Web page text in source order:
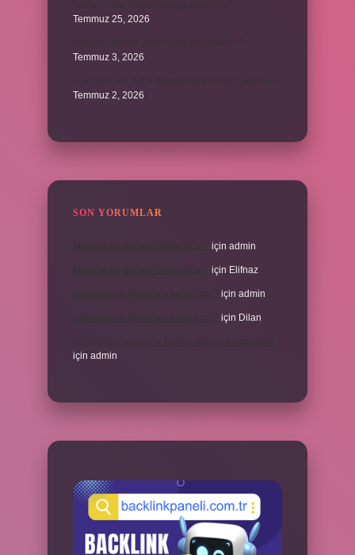
Temmuz 25, 2026
Temmuz 3, 2026
Titanyum mu daha sağlam paslanmaz çelik mi ?
Temmuz 2, 2026
SON YORUMLAR
için admin
için Elifnaz
için admin
için Dilan
için admin